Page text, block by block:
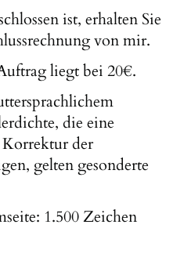
ist, erhalten Sie
von mir.
liegt bei 20€.
die eine
Korrektur der
gelten gesonderte
1.500 Zeichen